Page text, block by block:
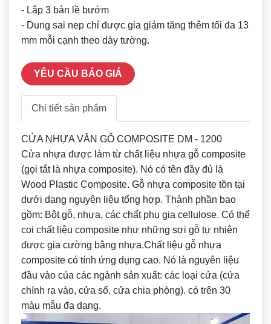
- Lắp 3 bản lề bướm
- Dung sai nẹp chỉ được gia giảm tăng thêm tối đa 13
mm mỗi cạnh theo dày tường.
YÊU CẦU BÁO GIÁ
Chi tiết sản phẩm
CỬA NHỰA VÂN GỖ COMPOSITE DM - 1200
Cửa nhựa được làm từ chất liệu nhựa gỗ composite
(gọi tắt là nhựa composite). Nó có tên đầy đủ là
Wood Plastic Composite. Gỗ nhựa composite tồn tại
dưới dạng nguyên liệu tổng hợp. Thành phần bao
gồm: Bột gỗ, nhựa, các chất phụ gia cellulose. Có thể
coi chất liệu composite như những sợi gỗ tự nhiên
được gia cường bằng nhựa.Chất liệu gỗ nhựa
composite có tính ứng dụng cao. Nó là nguyên liệu
đầu vào của các ngành sản xuất: các loại cửa (cửa
chính ra vào, cửa sổ, cửa chia phòng). có trên 30
màu mẫu đa dạng.